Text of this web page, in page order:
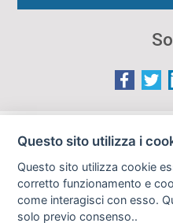
Le immagini presenti nel
gli autori o i soggetti ritratti
in questa sede, l'Istituto,
rimuoverle previa
Questo sito utilizza i
Questo sito utilizza cookie
corretto funzionamento e
come interagisci con esso.
solo previo consenso..